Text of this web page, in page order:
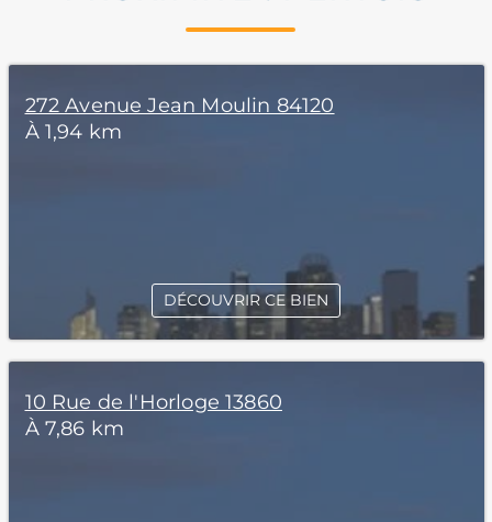
272 Avenue Jean Moulin 84120
À 1,94 km
DÉCOUVRIR CE BIEN
10 Rue de l'Horloge 13860
À 7,86 km